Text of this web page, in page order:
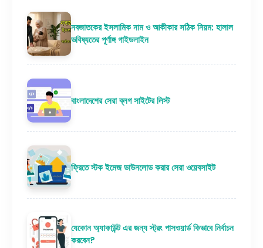
নবজাতকের ইসলামিক নাম ও আকীকার সঠিক নিয়ম: হালাল
ভবিষ্যতের পূর্ণাঙ্গ গাইডলাইন
বাংলাদেশের সেরা ব্লগ সাইটের লিস্ট
ফ্রিতে স্টক ইমেজ ডাউনলোড করার সেরা ওয়েবসাইট
যেকোন অ্যাকাউন্ট এর জন্য স্ট্রং পাসওয়ার্ড কিভাবে নির্বাচন
করবেন?